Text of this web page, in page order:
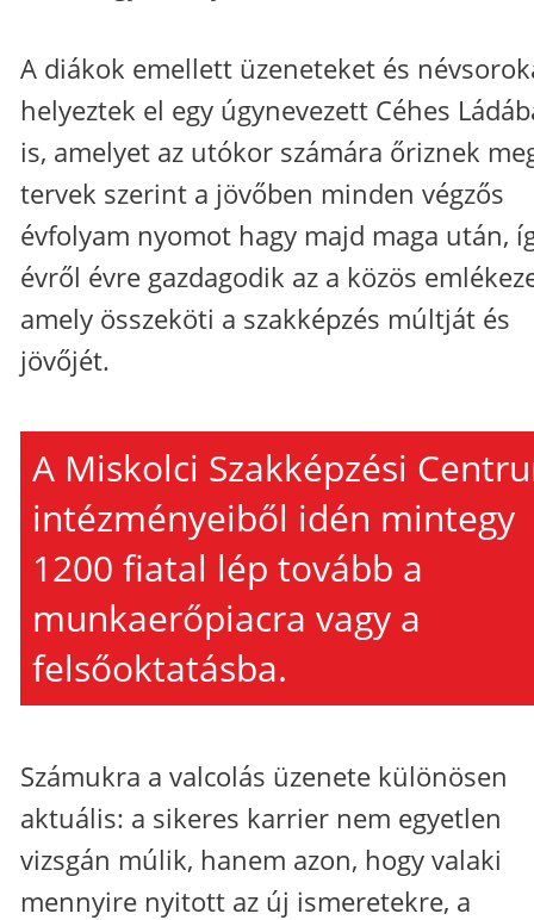
A diákok emellett üzeneteket és
helyeztek el egy úgynevezett Céhes
is, amelyet az utókor számára őriznek
tervek szerint a jövőben minden végzős
évfolyam nyomot hagy majd maga után,
évről évre gazdagodik az a közös
amely összeköti a szakképzés múltját és
jövőjét.
A Miskolci Szakképzési
intézményeiből idén mintegy
1200 fiatal lép tovább a
munkaerőpiacra vagy a
felsőoktatásba.
Számukra a valcolás üzenete különösen
aktuális: a sikeres karrier nem egyetlen
vizsgán múlik, hanem azon, hogy valaki
mennyire nyitott az új ismeretekre, a